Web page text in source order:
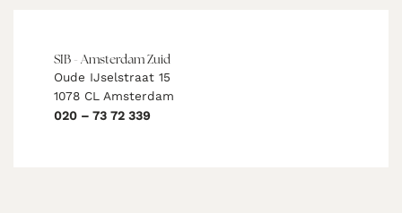
SIB - Amsterdam Zuid
Oude IJselstraat 15
1078 CL Amsterdam
020 – 73 72 339